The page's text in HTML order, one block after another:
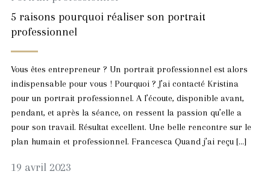
5 raisons pourquoi réaliser son portrait
professionnel
Vous êtes entrepreneur ? Un portrait professionnel est alors
indispensable pour vous ! Pourquoi ? J’ai contacté Kristina
pour un portrait professionnel. A l’écoute, disponible avant,
pendant, et après la séance, on ressent la passion qu’elle a
pour son travail. Résultat excellent. Une belle rencontre sur le
plan humain et professionnel. Francesca Quand j’ai reçu […]
19 avril 2023